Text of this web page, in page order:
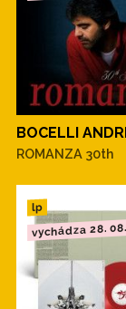
BOCELLI
ROMANZA 30th
lp
vychádza 28.